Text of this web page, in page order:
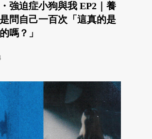
強迫症小狗與我 EP2｜養
問自己一百次「這真的是
嗎？」